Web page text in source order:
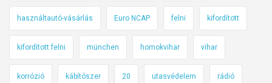
használtautó-vásárlás Euro NCAP felni kifordított
kifordított felni münchen homokvihar vihar
korrózió kábítószer 20 utasvédelem rádió